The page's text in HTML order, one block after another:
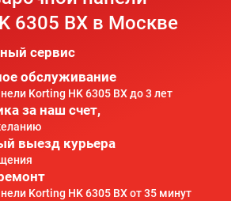
6305 BX в Москве
сервис
обслуживание
Korting HK 6305 BX до 3 лет
за наш счет,
выезд курьера
Korting HK 6305 BX от 35 минут